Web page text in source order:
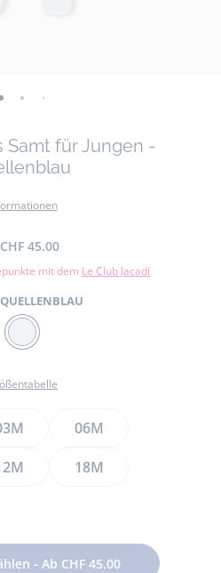
-
01 02 03 04 05
Samt für Jungen -
CHF 45.00
mit dem Le Club Jacadi
QUELLENBLAU
Farbe
QUELLENBLAU
06M
18M
- Ab CHF 45.00